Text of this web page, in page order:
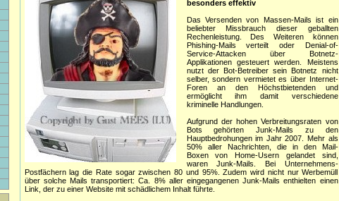
besonders effektiv
Das Versenden von Massen-Mails ist ein
beliebter Missbrauch dieser geballten
Rechenleistung. Des Weiteren können
Phishing-Mails verteilt oder Denial-of-
Service-Attacken über Botnetz-
Applikationen gesteuert werden. Meistens
nutzt der Bot-Betreiber sein Botnetz nicht
selber, sondern vermietet es über Internet-
Foren an den Höchstbietenden und
ermöglicht ihm damit verschiedene
kriminelle Handlungen.
Aufgrund der hohen Verbreitungsraten von
Bots gehörten Junk-Mails zu den
Hauptbedrohungen im Jahr 2007. Mehr als
50% aller Nachrichten, die in den Mail-
Boxen von Home-Usern gelandet sind,
waren Junk-Mails. Bei Unternehmens-
Postfächern lag die Rate sogar zwischen 80 und 95%. Zudem wird nicht nur Werbemüll
über solche Mails transportiert: Ca. 8% aller eingegangenen Junk-Mails enthielten einen
Link, der zu einer Website mit schädlichem Inhalt führte.